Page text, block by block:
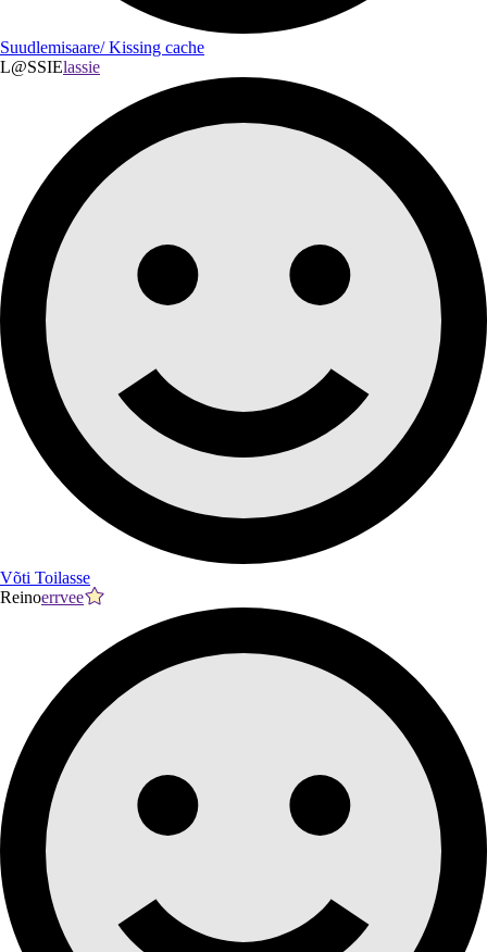
Suudlemisaare/ Kissing cache
L@SSIElassie
Võti Toilasse
Reinoerrvee